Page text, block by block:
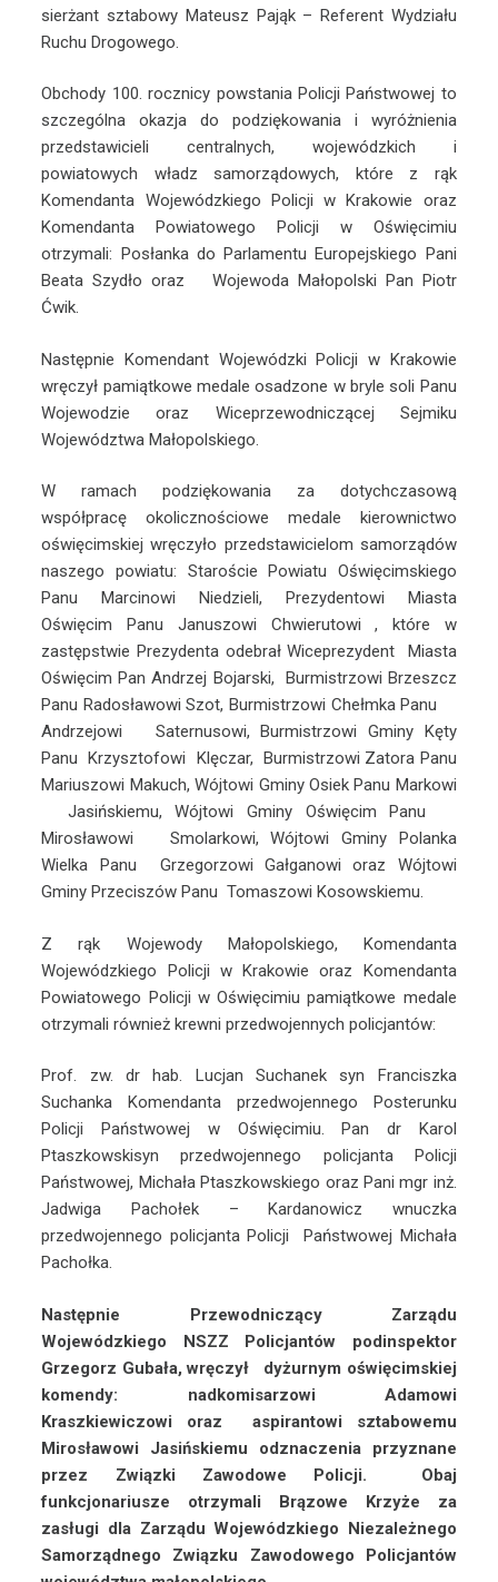
sierżant sztabowy Mateusz Pająk – Referent Wydziału
Ruchu Drogowego.
Obchody 100. rocznicy powstania Policji Państwowej to
szczególna okazja do podziękowania i wyróżnienia
przedstawicieli centralnych, wojewódzkich i
powiatowych władz samorządowych, które z rąk
Komendanta Wojewódzkiego Policji w Krakowie oraz
Komendanta Powiatowego Policji w Oświęcimiu
otrzymali: Posłanka do Parlamentu Europejskiego Pani
Beata Szydło oraz Wojewoda Małopolski Pan Piotr
Ćwik.
Następnie Komendant Wojewódzki Policji w Krakowie
wręczył pamiątkowe medale osadzone w bryle soli Panu
Wojewodzie oraz Wiceprzewodniczącej Sejmiku
Województwa Małopolskiego.
W ramach podziękowania za dotychczasową
współpracę okolicznościowe medale kierownictwo
oświęcimskiej wręczyło przedstawicielom samorządów
naszego powiatu: Staroście Powiatu Oświęcimskiego
Panu Marcinowi Niedzieli, Prezydentowi Miasta
Oświęcim Panu Januszowi Chwierutowi , które w
zastępstwie Prezydenta odebrał Wiceprezydent Miasta
Oświęcim Pan Andrzej Bojarski, Burmistrzowi Brzeszcz
Panu Radosławowi Szot, Burmistrzowi Chełmka Panu
Andrzejowi Saternusowi, Burmistrzowi Gminy Kęty
Panu Krzysztofowi Klęczar, Burmistrzowi Zatora Panu
Mariuszowi Makuch, Wójtowi Gminy Osiek Panu Markowi
Jasińskiemu, Wójtowi Gminy Oświęcim Panu
Mirosławowi Smolarkowi, Wójtowi Gminy Polanka
Wielka Panu Grzegorzowi Gałganowi oraz Wójtowi
Gminy Przeciszów Panu Tomaszowi Kosowskiemu.
Z rąk Wojewody Małopolskiego, Komendanta
Wojewódzkiego Policji w Krakowie oraz Komendanta
Powiatowego Policji w Oświęcimiu pamiątkowe medale
otrzymali również krewni przedwojennych policjantów:
Prof. zw. dr hab. Lucjan Suchanek syn Franciszka
Suchanka Komendanta przedwojennego Posterunku
Policji Państwowej w Oświęcimiu. Pan dr Karol
Ptaszkowskisyn przedwojennego policjanta Policji
Państwowej, Michała Ptaszkowskiego oraz Pani mgr inż.
Jadwiga Pachołek – Kardanowicz wnuczka
przedwojennego policjanta Policji Państwowej Michała
Pachołka.
Następnie Przewodniczący Zarządu
Wojewódzkiego NSZZ Policjantów podinspektor
Grzegorz Gubała, wręczył dyżurnym oświęcimskiej
komendy: nadkomisarzowi Adamowi
Kraszkiewiczowi oraz aspirantowi sztabowemu
Mirosławowi Jasińskiemu odznaczenia przyznane
przez Związki Zawodowe Policji. Obaj
funkcjonariusze otrzymali Brązowe Krzyże za
zasługi dla Zarządu Wojewódzkiego Niezależnego
Samorządnego Związku Zawodowego Policjantów